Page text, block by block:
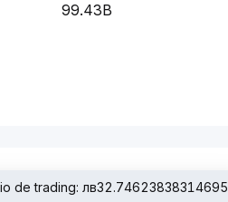
99.43B
de trading: лв32.74623838314695